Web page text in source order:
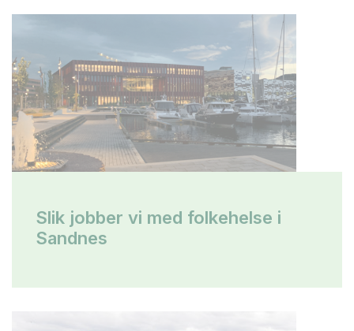
Slik jobber vi med folkehelse i
Sandnes